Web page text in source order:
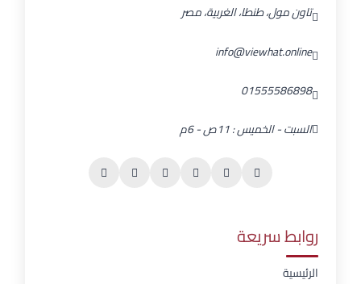
تاون مول، طنطا، الغربية، مصر
info@viewhat.online
01555586898
السبت - الخميس : 11ص - 6م
روابط سريعة
الرئيسية